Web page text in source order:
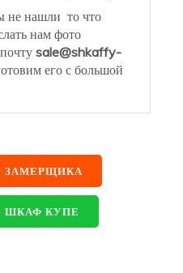
не нашли то что
нам фото
sale@shkaffy-
его с большой
ЗАМЕРЩИКА
ШКАФ КУПЕ